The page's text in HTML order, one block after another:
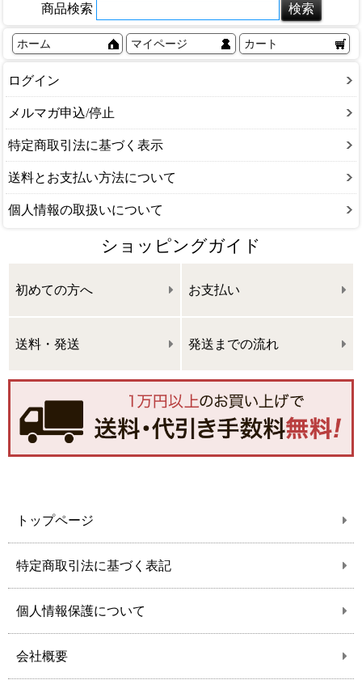
商品検索
ホーム マイページ カート
ログイン
メルマガ申込/停止
特定商取引法に基づく表示
送料とお支払い方法について
個人情報の取扱いについて
ショッピングガイド
初めての方へ お支払い
送料・発送 発送までの流れ
トップページ
特定商取引法に基づく表記
個人情報保護について
会社概要